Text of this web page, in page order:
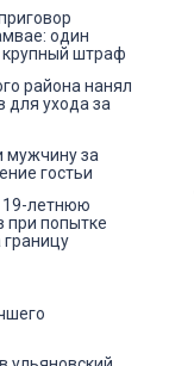
один
крупный штраф
района нанял
для ухода за
мужчину за
гостьи
19-летнюю
при попытке
границу